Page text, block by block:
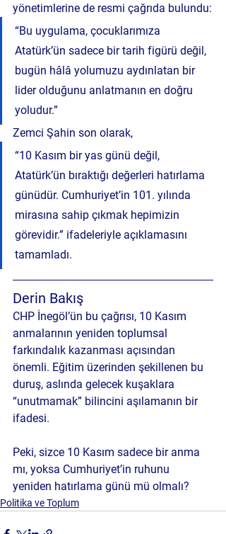
yönetimlerine de resmi çağrıda bulundu:
“Bu uygulama, çocuklarımıza
Atatürk’ün sadece bir tarih figürü değil,
bugün hâlâ yolumuzu aydınlatan bir
lider olduğunu anlatmanın en doğru
yoludur.”
Zemci Şahin son olarak,
“10 Kasım bir yas günü değil,
Atatürk’ün bıraktığı değerleri hatırlama
günüdür. Cumhuriyet’in 101. yılında
mirasına sahip çıkmak hepimizin
görevidir.” ifadeleriyle açıklamasını
tamamladı.
Derin Bakış
CHP İnegöl’ün bu çağrısı, 10 Kasım
anmalarının yeniden toplumsal
farkındalık kazanması açısından
önemli. Eğitim üzerinden şekillenen bu
duruş, aslında gelecek kuşaklara
“unutmamak” bilincini aşılamanın bir
ifadesi.
Peki, sizce 10 Kasım sadece bir anma
mı, yoksa Cumhuriyet’in ruhunu
yeniden hatırlama günü mü olmalı?
Politika ve Toplum